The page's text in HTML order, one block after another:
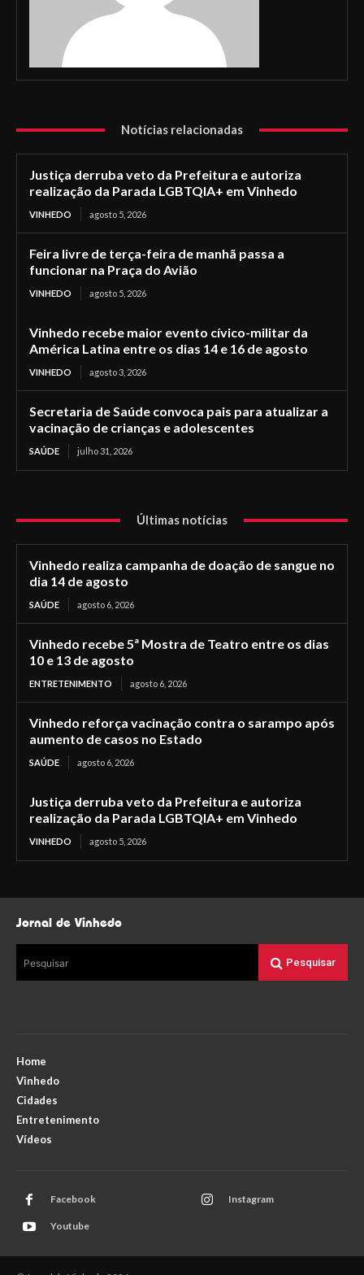
Notícias relacionadas
Justiça derruba veto da Prefeitura e autoriza
realização da Parada LGBTQIA+ em Vinhedo
VINHEDO agosto 5, 2026
Feira livre de terça-feira de manhã passa a
funcionar na Praça do Avião
VINHEDO agosto 5, 2026
Vinhedo recebe maior evento cívico-militar da
América Latina entre os dias 14 e 16 de agosto
VINHEDO agosto 3, 2026
Secretaria de Saúde convoca pais para atualizar a
vacinação de crianças e adolescentes
SAÚDE julho 31, 2026
Últimas notícias
Vinhedo realiza campanha de doação de sangue no
dia 14 de agosto
SAÚDE agosto 6, 2026
Vinhedo recebe 5ª Mostra de Teatro entre os dias
10 e 13 de agosto
ENTRETENIMENTO agosto 6, 2026
Vinhedo reforça vacinação contra o sarampo após
aumento de casos no Estado
SAÚDE agosto 6, 2026
Justiça derruba veto da Prefeitura e autoriza
realização da Parada LGBTQIA+ em Vinhedo
VINHEDO agosto 5, 2026
Jornal de Vinhedo
Pesquisar Pesquisar
Home
Vinhedo
Cidades
Entretenimento
Vídeos
Facebook Instagram
Youtube